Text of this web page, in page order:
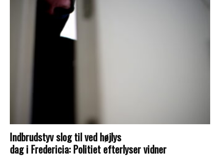
Indbrudstyv slog til ved højlys
dag i Fredericia: Politiet efterlyser vidner